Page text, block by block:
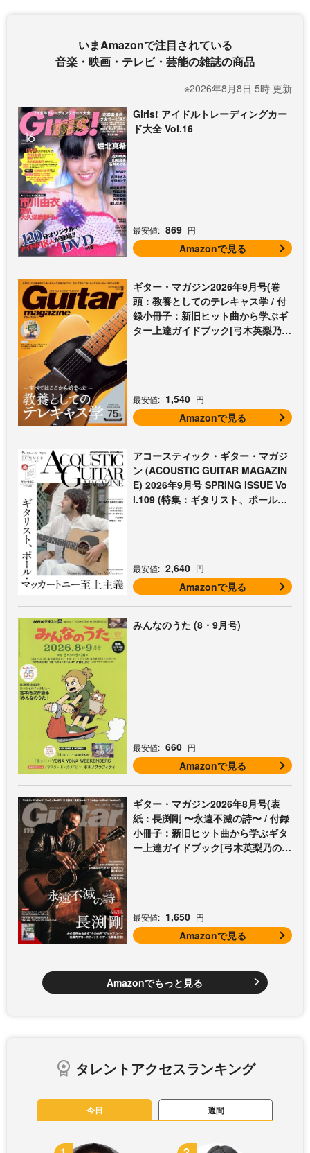
いまAmazonで注目されている
音楽・映画・テレビ・芸能の雑誌の商品
※2026年8月8日 5時 更新
Girls! アイドルトレーディングカー
ド大全 Vol.16
最安値: 869 円
Amazonで見る
ギター・マガジン2026年9月号(巻
頭：教養としてのテレキャス学 / 付
録小冊子：新旧ヒット曲から学ぶギ
ター上達ガイドブック[弓木英梨乃の
最安値: 1,540 円
Amazonで見る
アコースティック・ギター・マガジ
ン (ACOUSTIC GUITAR MAGAZIN
E) 2026年9月号 SPRING ISSUE Vo
l.109 (特集：ギタリスト、ポール・
最安値: 2,640 円
Amazonで見る
みんなのうた (8・9月号)
最安値: 660 円
Amazonで見る
ギター・マガジン2026年8月号(表
紙：長渕剛 〜永遠不滅の詩〜 / 付録
小冊子：新旧ヒット曲から学ぶギタ
ー上達ガイドブック[弓木英梨乃の放
最安値: 1,650 円
Amazonで見る
Amazonでもっと見る
タレントアクセスランキング
今日 週間